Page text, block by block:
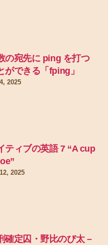
の宛先に ping を打つ
ができる「fping」
2025
ティブの英語 7 “A cup
2025
確定囚・野比のび太 –